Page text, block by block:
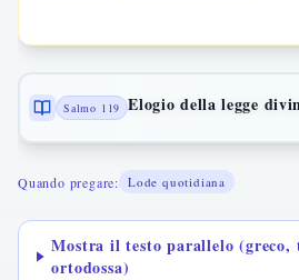
Salmo 119 Elogio della legge
Quando pregare: Lode quotidiana
Mostra il testo parallelo
ortodossa)